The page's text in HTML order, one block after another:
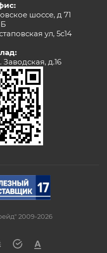
шоссе, д 71
Б
ул, 5с14
д.16
2009-2026